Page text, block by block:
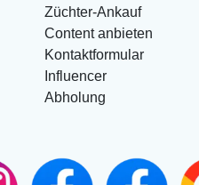
Züchter-Ankauf
Content anbieten
Kontaktformular
Influencer
Abholung